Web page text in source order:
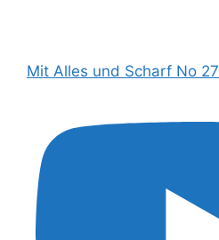
Mit Alles und Scharf No 27